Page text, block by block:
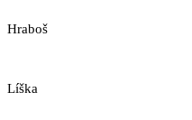
Hraboš
Líška